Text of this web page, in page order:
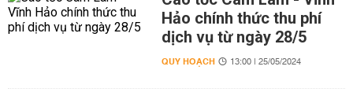
Hảo chính thức thu phí
dịch vụ từ ngày 28/5
QUY HOẠCH 13:00 | 25/05/2024